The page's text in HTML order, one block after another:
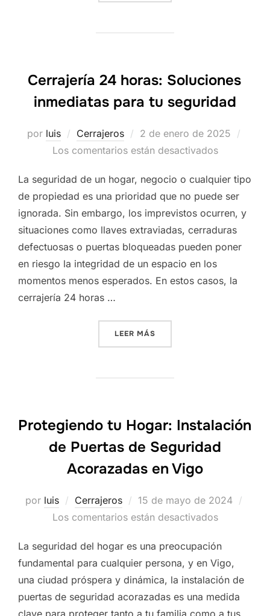
Cerrajería 24 horas: Soluciones
inmediatas para tu seguridad
por luis Cerrajeros
Publicado
el
2 de enero de 2025
Los comentarios están desactivados
La seguridad de un hogar, negocio o cualquier tipo
de propiedad es una prioridad que no puede ser
ignorada. Sin embargo, los imprevistos ocurren, y
situaciones como llaves extraviadas, cerraduras
defectuosas o puertas bloqueadas pueden poner
en riesgo la integridad de un espacio en los
momentos menos esperados. En estos casos, la
cerrajería 24 horas …
LEER MÁS
Protegiendo tu Hogar: Instalación
de Puertas de Seguridad
Acorazadas en Vigo
por luis Cerrajeros
Publicado
el
15 de mayo de 2024
Los comentarios están desactivados
La seguridad del hogar es una preocupación
fundamental para cualquier persona, y en Vigo,
una ciudad próspera y dinámica, la instalación de
puertas de seguridad acorazadas es una medida